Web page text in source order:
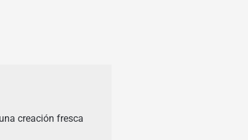
creación fresca